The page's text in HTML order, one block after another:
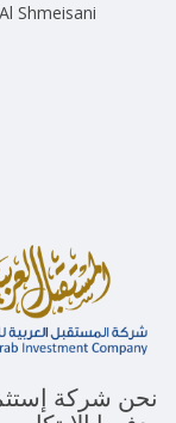
Shmeisani
نحن شركة